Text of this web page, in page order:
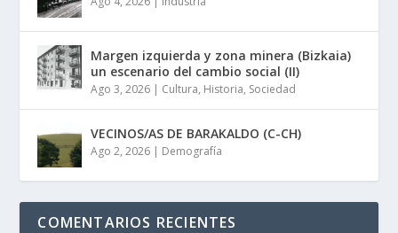
Margen izquierda y zona minera (Bizkaia)
un escenario del cambio social (II)
Ago 3, 2026 | Cultura, Historia, Sociedad
VECINOS/AS DE BARAKALDO (C-CH)
Ago 2, 2026 | Demografía
COMENTARIOS RECIENTES